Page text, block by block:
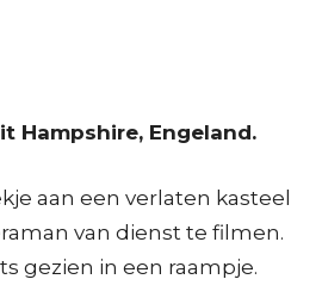
Hampshire, Engeland.
aan een verlaten kasteel
van dienst te filmen.
gezien in een raampje.